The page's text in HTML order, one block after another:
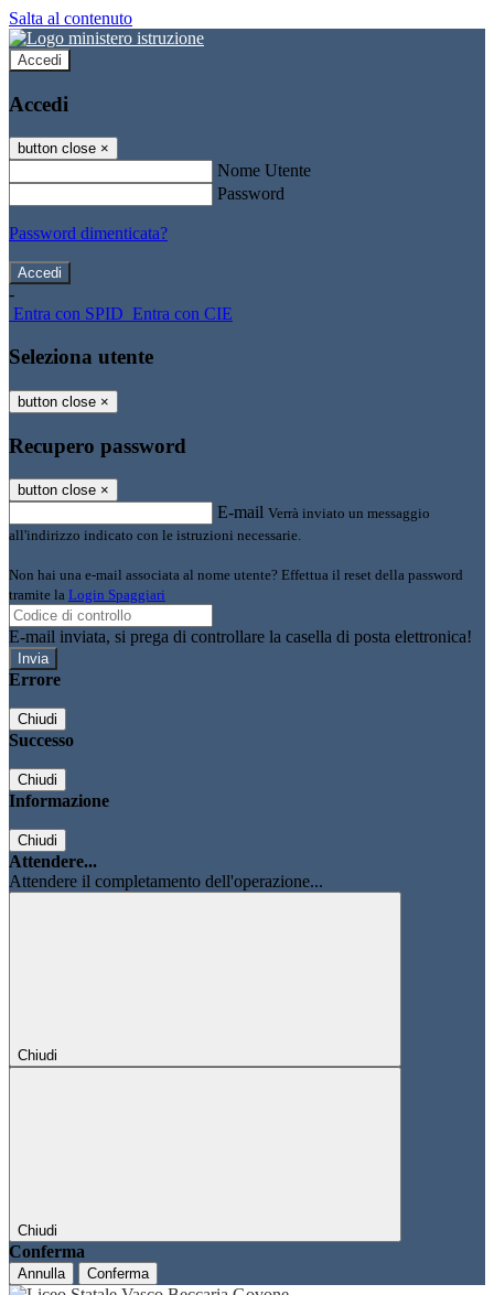
Salta al contenuto
Accedi
Accedi
button close ×
Nome Utente
Password
Password dimenticata?
-
Entra con SPID Entra con CIE
Seleziona utente
button close ×
Recupero password
button close ×
E-mail Verrà inviato un messaggio
all'indirizzo indicato con le istruzioni necessarie.
Non hai una e-mail associata al nome utente? Effettua il reset della password
tramite la Login Spaggiari
E-mail inviata, si prega di controllare la casella di posta elettronica!
Errore
Chiudi
Successo
Chiudi
Informazione
Chiudi
Attendere...
Attendere il completamento dell'operazione...
Chiudi
Chiudi
Conferma
Annulla Conferma